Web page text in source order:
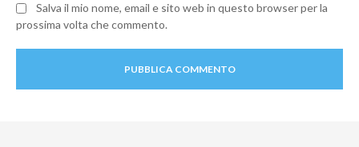
Salva il mio nome, email e sito web in questo browser per la
prossima volta che commento.